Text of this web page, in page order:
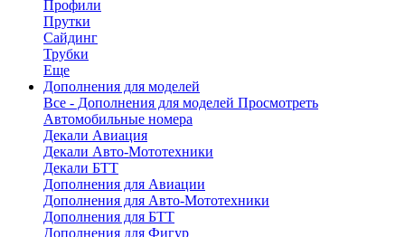
Профили
Прутки
Сайдинг
Трубки
Еще
Дополнения для моделей
Все - Дополнения для моделей Просмотреть
Автомобильные номера
Декали Авиация
Декали Авто-Мототехники
Декали БТТ
Дополнения для Авиации
Дополнения для Авто-Мототехники
Дополнения для БТТ
Дополнения для Фигур